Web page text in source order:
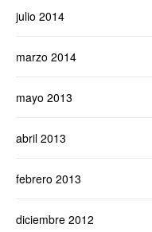
julio 2014
marzo 2014
mayo 2013
abril 2013
febrero 2013
diciembre 2012